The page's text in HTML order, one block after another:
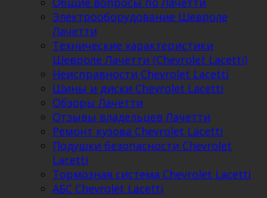
Электрооборудование Шевроле
Лачетти
Технические характеристики
Шевроле Лачетти (Chevrolet Lacetti)
Неисправности Chevrolet Lacetti
Шины и диски Chevrolet Lacetti
Обзоры Лачетти
Отзывы владельцев Лачетти
Ремонт кузова Chevrolet Lacetti
Подушки безопасности Chevrolet
Lacetti
Тормозная система Chevrolet Lacetti
АБС Chevrolet Lacetti